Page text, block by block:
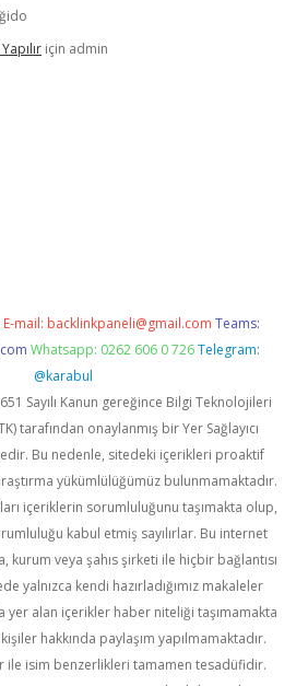
için admin
E-mail: backlinkpaneli@gmail.com Teams:
Whatsapp: 0262 606 0 726 Telegram:
@karabul
Sayılı Kanun gereğince Bilgi Teknolojileri
tarafından onaylanmış bir Yer Sağlayıcı
Bu nedenle, sitedeki içerikleri proaktif
yükümlülüğümüz bulunmamaktadır.
içeriklerin sorumluluğunu taşımakta olup,
kabul etmiş sayılırlar. Bu internet
kurum veya şahıs şirketi ile hiçbir bağlantısı
yalnızca kendi hazırladığımız makaleler
yer alan içerikler haber niteliği taşımamakta
hakkında paylaşım yapılmamaktadır.
ile isim benzerlikleri tamamen tesadüfidir.